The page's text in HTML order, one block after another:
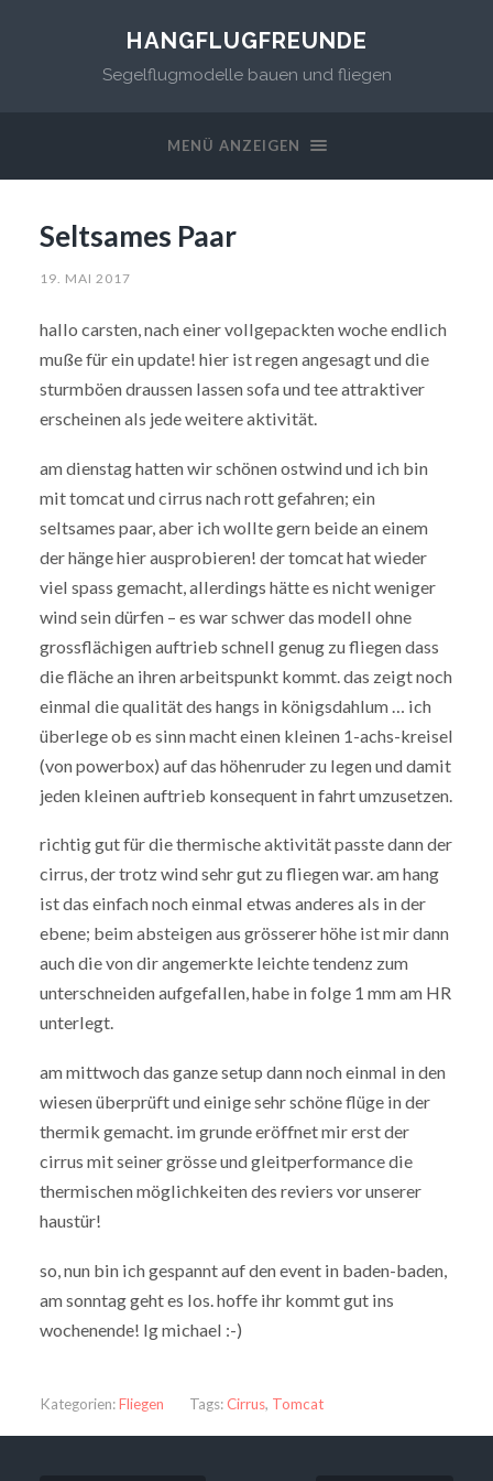
HANGFLUGFREUNDE
Segelflugmodelle bauen und fliegen
MENÜ ANZEIGEN
Seltsames Paar
19. MAI 2017
hallo carsten, nach einer vollgepackten woche endlich
muße für ein update! hier ist regen angesagt und die
sturmböen draussen lassen sofa und tee attraktiver
erscheinen als jede weitere aktivität.
am dienstag hatten wir schönen ostwind und ich bin
mit tomcat und cirrus nach rott gefahren; ein
seltsames paar, aber ich wollte gern beide an einem
der hänge hier ausprobieren! der tomcat hat wieder
viel spass gemacht, allerdings hätte es nicht weniger
wind sein dürfen – es war schwer das modell ohne
grossflächigen auftrieb schnell genug zu fliegen dass
die fläche an ihren arbeitspunkt kommt. das zeigt noch
einmal die qualität des hangs in königsdahlum … ich
überlege ob es sinn macht einen kleinen 1-achs-kreisel
(von powerbox) auf das höhenruder zu legen und damit
jeden kleinen auftrieb konsequent in fahrt umzusetzen.
richtig gut für die thermische aktivität passte dann der
cirrus, der trotz wind sehr gut zu fliegen war. am hang
ist das einfach noch einmal etwas anderes als in der
ebene; beim absteigen aus grösserer höhe ist mir dann
auch die von dir angemerkte leichte tendenz zum
unterschneiden aufgefallen, habe in folge 1 mm am HR
unterlegt.
am mittwoch das ganze setup dann noch einmal in den
wiesen überprüft und einige sehr schöne flüge in der
thermik gemacht. im grunde eröffnet mir erst der
cirrus mit seiner grösse und gleitperformance die
thermischen möglichkeiten des reviers vor unserer
haustür!
so, nun bin ich gespannt auf den event in baden-baden,
am sonntag geht es los. hoffe ihr kommt gut ins
wochenende! lg michael :-)
Kategorien:Fliegen Tags:Cirrus, Tomcat